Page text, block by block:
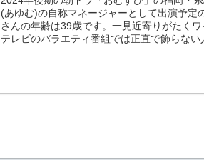
(あゆむ)の自称マネージャーとして出演予定
さんの年齢は39歳です。一見近寄りがたくワ
テレビのバラエティ番組では正直で飾らない